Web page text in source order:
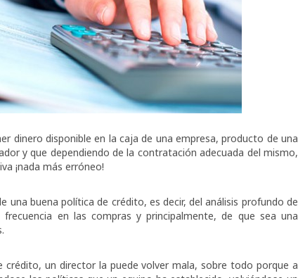
dinero disponible en la caja de una empresa, producto de una
y que dependiendo de la contratación adecuada del mismo,
¡nada más erróneo!
una buena política de crédito, es decir, del análisis profundo de
en las compras y principalmente, de que sea una
crédito, un director la puede volver mala, sobre todo porque a